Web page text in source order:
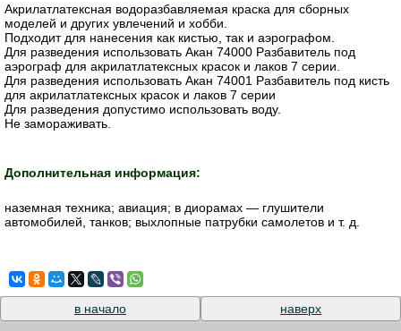
Акрилатлатексная водоразбавляемая краска для сборных
моделей и других увлечений и хобби.
Подходит для нанесения как кистью, так и аэрографом.
Для разведения использовать Акан 74000 Разбавитель под
аэрограф для акрилатлатексных красок и лаков 7 серии.
Для разведения использовать Акан 74001 Разбавитель под кисть
для акрилатлатексных красок и лаков 7 серии
Для разведения допустимо использовать воду.
Не замораживать.
Дополнительная информация:
наземная техника; авиация; в диорамах — глушители
автомобилей, танков; выхлопные патрубки самолетов и т. д.
в начало
наверх